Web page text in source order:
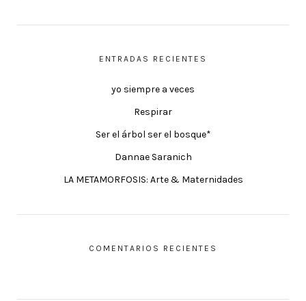
ENTRADAS RECIENTES
yo siempre a veces
Respirar
Ser el árbol ser el bosque*
Dannae Saranich
LA METAMORFOSIS: Arte & Maternidades
COMENTARIOS RECIENTES